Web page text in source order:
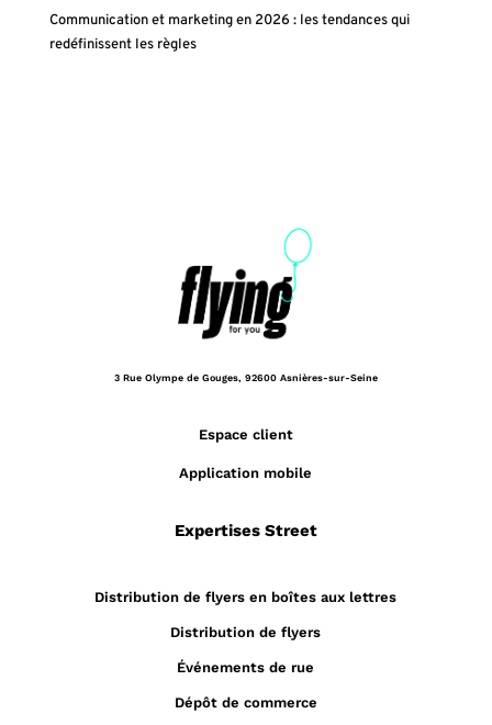
Communication et marketing en 2026 : les tendances qui
redéfinissent les règles
3 Rue Olympe de Gouges, 92600 Asnières-sur-Seine
Espace client
Application mobile
Expertises Street
Distribution de flyers en boîtes aux lettres
Distribution de flyers
Événements de rue
Dépôt de commerce